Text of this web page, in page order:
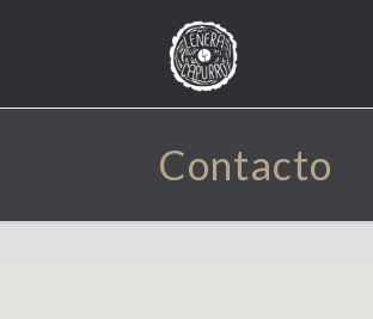
Contacto